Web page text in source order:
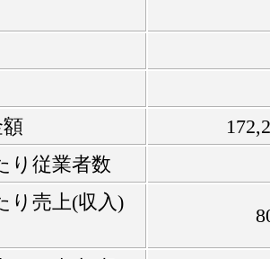
燃料、電
477[
荷額等
1,549[
値額(2016)
資産年末
、燃料、電力使用等額[百万
含む年間原材料使用額
出荷額等[百万円](2016)
品出荷額
価値額[百万円](2016)
て新規に付加された価値
定資産年末現在高[百万円
業所における有形固定資産
り従業者数
り売上(収入)